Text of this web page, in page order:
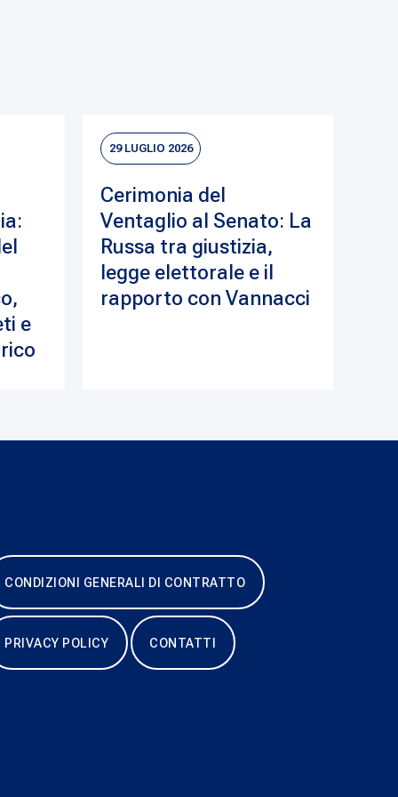
e
29 LUGLIO 2026
Cerimonia del
Ventaglio al Senato: La
Russa tra giustizia,
legge elettorale e il
rapporto con Vannacci
CONDIZIONI GENERALI DI CONTRATTO
PRIVACY POLICY CONTATTI